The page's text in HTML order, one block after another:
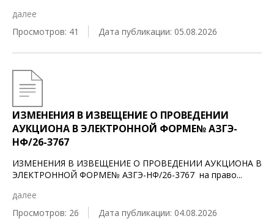
далее
Просмотров: 41
Дата публикации: 05.08.2026
ИЗМЕНЕНИЯ В ИЗВЕЩЕНИЕ О ПРОВЕДЕНИИ
АУКЦИОНА В ЭЛЕКТРОННОЙ ФОРМЕ№ АЗГЭ-
НФ/26-3767
ИЗМЕНЕНИЯ В ИЗВЕЩЕНИЕ О ПРОВЕДЕНИИ АУКЦИОНА В
ЭЛЕКТРОННОЙ ФОРМЕ№ АЗГЭ-НФ/26-3767 на право...
далее
Просмотров: 26
Дата публикации: 04.08.2026